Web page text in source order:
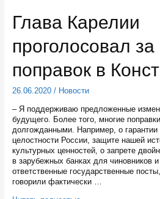
благоустроили
накануне
годовщины
подвига
Глава Карелии
проголосовал
поправок в
26.06.2020/ Новости
‒ Я поддерживаю предложенные
будущего. Более того, многие
долгожданными. Например, о гарантии
целостности России, защите нашей
культурных ценностей, о запрете
в зарубежных банках для чиновников
ответственные государственные
говорили фактически …